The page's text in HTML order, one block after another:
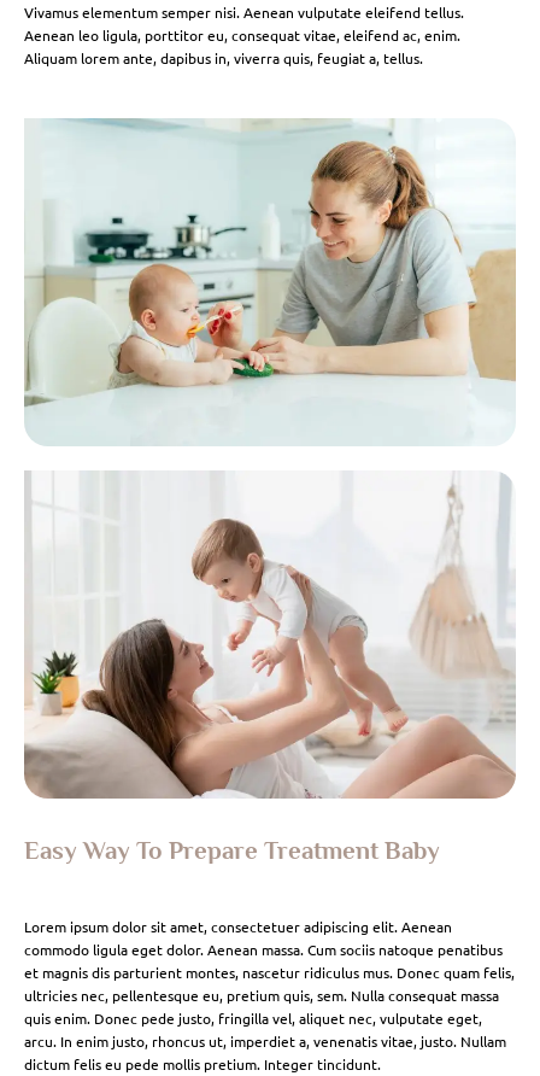
Vivamus elementum semper nisi. Aenean vulputate eleifend tellus.
Aenean leo ligula, porttitor eu, consequat vitae, eleifend ac, enim.
Aliquam lorem ante, dapibus in, viverra quis, feugiat a, tellus.
Easy Way To Prepare Treatment Baby
Lorem ipsum dolor sit amet, consectetuer adipiscing elit. Aenean
commodo ligula eget dolor. Aenean massa. Cum sociis natoque penatibus
et magnis dis parturient montes, nascetur ridiculus mus. Donec quam felis,
ultricies nec, pellentesque eu, pretium quis, sem. Nulla consequat massa
quis enim. Donec pede justo, fringilla vel, aliquet nec, vulputate eget,
arcu. In enim justo, rhoncus ut, imperdiet a, venenatis vitae, justo. Nullam
dictum felis eu pede mollis pretium. Integer tincidunt.